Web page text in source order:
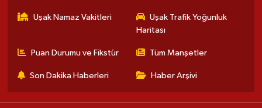
Uşak Namaz Vakitleri
Uşak Trafik Yoğunluk
Haritası
Puan Durumu ve Fikstür Tüm Manşetler
Son Dakika Haberleri Haber Arşivi